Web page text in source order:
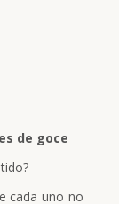
de goce
cada uno no